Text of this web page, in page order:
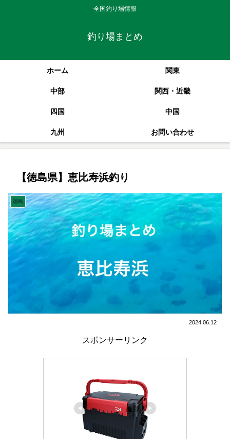
全国釣り場情報
釣り場まとめ
ホーム 関東
中部 関西・近畿
四国 中国
九州 お問い合わせ
【徳島県】恵比寿浜釣り
徳島
2024.06.12
スポンサーリンク